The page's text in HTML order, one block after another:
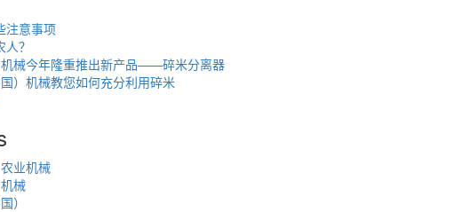
注意事项
？
械今年隆重推出新产品——碎米分离器
）机械教您如何充分利用碎米
业机械
械
）